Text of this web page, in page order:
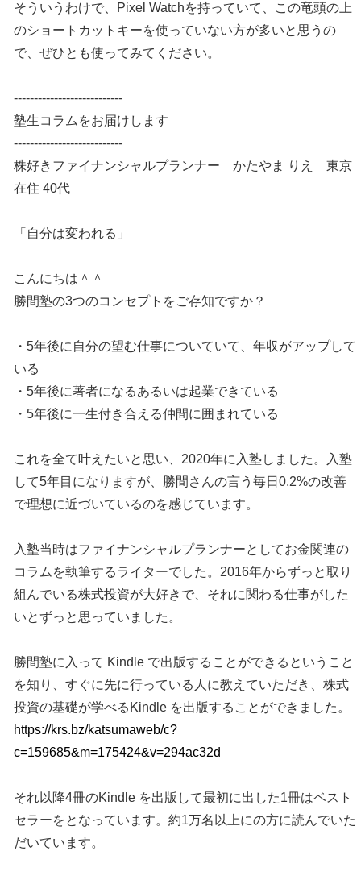
そういうわけで、Pixel Watchを持っていて、この竜頭の上
のショートカットキーを使っていない方が多いと思うの
で、ぜひとも使ってみてください。
---------------------------
塾生コラムをお届けします
---------------------------
株好きファイナンシャルプランナー かたやま りえ 東京
在住 40代
「自分は変われる」
こんにちは＾＾
勝間塾の3つのコンセプトをご存知ですか？
・5年後に自分の望む仕事についていて、年収がアップして
いる
・5年後に著者になるあるいは起業できている
・5年後に一生付き合える仲間に囲まれている
これを全て叶えたいと思い、2020年に入塾しました。入塾
して5年目になりますが、勝間さんの言う毎日0.2%の改善
で理想に近づいているのを感じています。
入塾当時はファイナンシャルプランナーとしてお金関連の
コラムを執筆するライターでした。2016年からずっと取り
組んでいる株式投資が大好きで、それに関わる仕事がした
いとずっと思っていました。
勝間塾に入って Kindle で出版することができるということ
を知り、すぐに先に行っている人に教えていただき、株式
投資の基礎が学べるKindle を出版することができました。
https://krs.bz/katsumaweb/c?
c=159685&m=175424&v=294ac32d
それ以降4冊のKindle を出版して最初に出した1冊はベスト
セラーをとなっています。約1万名以上にの方に読んでいた
だいています。